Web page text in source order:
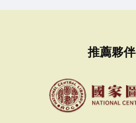
推薦夥伴